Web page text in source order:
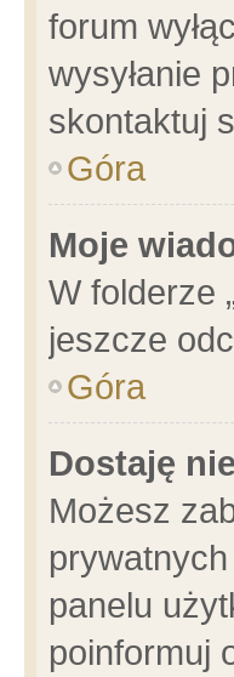
forum
wysyłanie
skontaktuj
Góra
Moje
W folderze
jeszcze
Góra
Dostaję
Możesz
panelu
poinformuj